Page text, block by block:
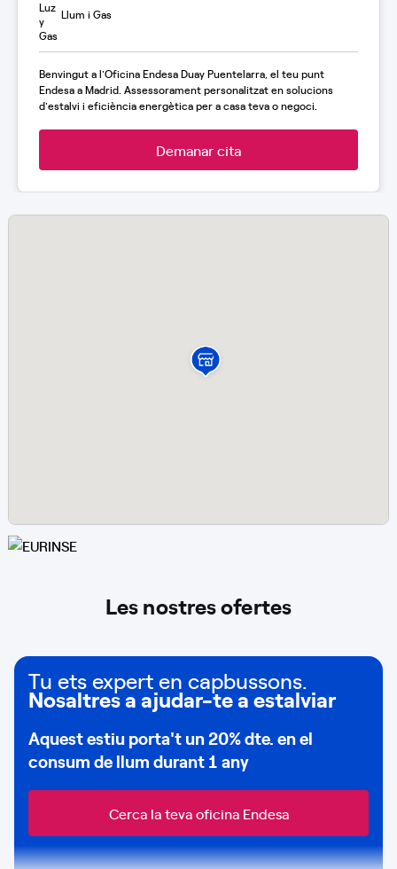
Llum i Gas
Benvingut a l'Oficina Endesa Duay Puentelarra, el teu punt
Endesa a Madrid. Assessorament personalitzat en solucions
d'estalvi i eficiència energètica per a casa teva o negoci.
Demanar cita
Les nostres ofertes
Tu ets expert en capbussons.
Nosaltres a ajudar-te a estalviar
Aquest estiu porta't un20% dte.en el
consum dellum durant 1 any
Cerca la teva oficina Endesa